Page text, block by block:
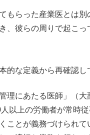
もらった産業医とは別
、彼らの周りで起こっ
な定義から再確認し
理にあたる医師」（大
以上の労働者が常時
ことが義務づけられ